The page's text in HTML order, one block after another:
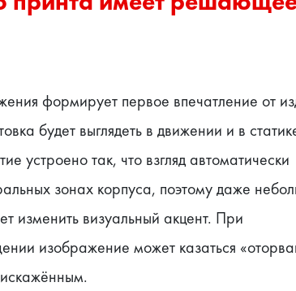
формирует первое впечатление от
будет выглядеть в движении и в
устроено так, что взгляд автоматически
зонах корпуса, поэтому даже
изменить визуальный акцент. При
изображение может казаться